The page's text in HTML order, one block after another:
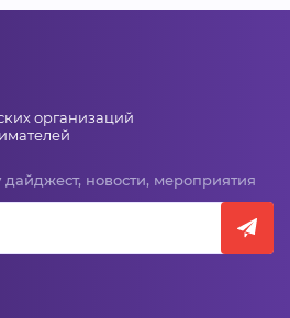
организаций
новости, мероприятия